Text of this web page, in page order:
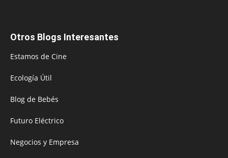
Otros Blogs Interesantes
Estamos de Cine
Ecología Útil
Blog de Bebés
Futuro Eléctrico
Negocios y Empresa